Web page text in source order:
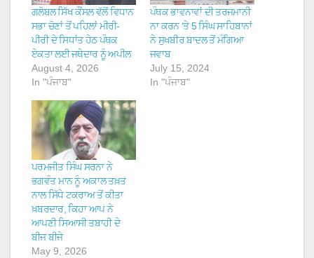
ਗਲੋਬਲ ਸਿੱਖ ਕੌਂਸਲ ਵੱਲੋਂ ਵਿਧਾਨ
ਸਭਾ ਚੋਣਾਂ ਤੋਂ ਪਹਿਲਾਂ ਮੀਰੀ-
ਪੀਰੀ ਦੇ ਸਿਧਾਂਤ ਹੇਠ ਪੰਥਕ
ਏਕਤਾ ਲਈ ਜਥੇਦਾਰ ਨੂੰ ਅਪੀਲ
August 4, 2026
In "ਪੰਜਾਬ"
ਪੰਥਕ ਭਾਵਨਾਵਾਂ ਦੀ ਤਰਜਮਾਨੀ
ਨਾ ਕਰਨ ‘ਤੇ 5 ਸਿੰਘ ਸਾਹਿਬਾਨਾਂ
ਨੇ ਸੁਖਬੀਰ ਬਾਦਲ ਤੋਂ ਮੰਗਿਆ
ਜਵਾਬ
July 15, 2024
In "ਪੰਜਾਬ"
ਪਰਮਜੀਤ ਸਿੰਘ ਸਰਨਾ ਨੇ
ਭਗਵੰਤ ਮਾਨ ਨੂੰ ਅਕਾਲ ਤਖ਼ਤ
ਨਾਲ ਸਿੱਧੇ ਟਕਰਾਅ ਤੋਂ ਕੀਤਾ
ਖ਼ਬਰਦਾਰ, ਕਿਹਾ ਆਪ ਨੇ
ਆਪਣੀ ਸਿਆਸੀ ਤਬਾਹੀ ਦੇ
ਬੀਜ ਬੀਜੇ
May 9, 2026